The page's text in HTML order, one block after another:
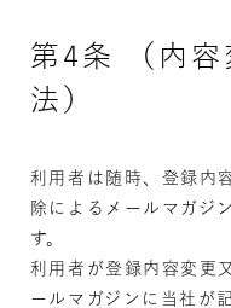
第4条 （内容
法）
利用者は随時、登録内
除によるメールマガジ
す。
利用者が登録内容変更
ールマガジンに当社が